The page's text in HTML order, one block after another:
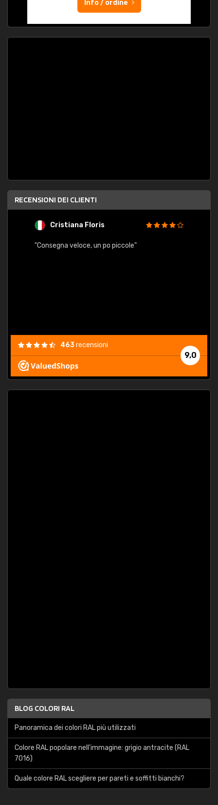
Info / ordine
RECENSIONI DEI CLIENTI
Cristiana Floris
"Consegna veloce, un po piccole"
9,0
463recensioni
BLOG COLORI RAL
Panoramica dei colori RAL più utilizzati
Colore RAL popolare nell'immagine: grigio antracite (RAL
7016)
Quale colore RAL scegliere per pareti e soffitti bianchi?